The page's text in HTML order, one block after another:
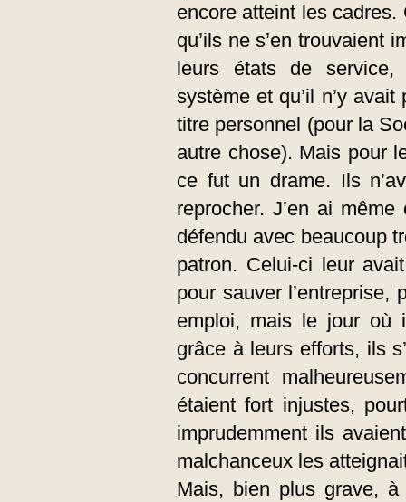
encore atteint les
qu’ils ne s’en trouvaient
leurs états de
système et qu’il n’y
titre personnel (pour la
autre chose). Mais pour
ce fut un drame. Ils
reprocher. J’en ai
défendu avec beaucoup
patron. Celui-ci leur
pour sauver l’entreprise,
emploi, mais le jour où
grâce à leurs efforts, ils
concurrent
étaient fort injustes,
imprudemment ils
malchanceux les
Mais, bien plus grave, à